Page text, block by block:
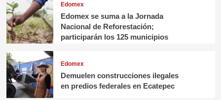
Edomex
Edomex se suma a la Jornada
Nacional de Reforestación;
participarán los 125 municipios
Edomex
Demuelen construcciones ilegales
en predios federales en Ecatepec